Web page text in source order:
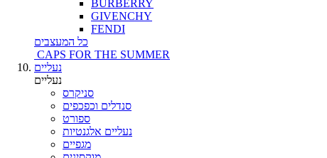
BURBERRY
GIVENCHY
FENDI
כל המעצבים
CAPS FOR THE SUMMER
נעליים
נעליים
סניקרס
סנדלים וכפכפים
ספורט
נעליים אלגנטיות
מגפיים